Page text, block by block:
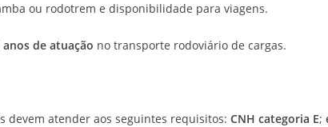
ou rodotrem e disponibilidade para viagens.
anos de atuação no transporte rodoviário de cargas.
devem atender aos seguintes requisitos: CNH categoria E;